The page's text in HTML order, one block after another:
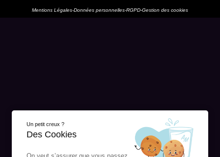
Mentions Légales-Données personnelles-RGPD-Gestion des cookies
Un petit creux ?
Des Cookies